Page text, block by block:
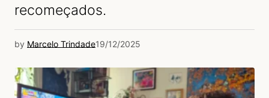
recomeçados.
by Marcelo Trindade19/12/2025